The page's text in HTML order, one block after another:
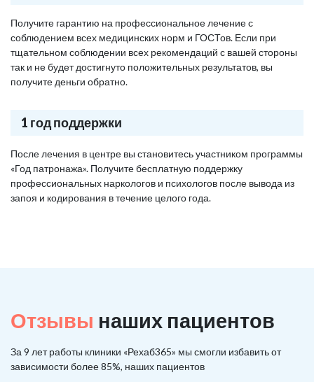
Получите гарантию на профессиональное лечение с
соблюдением всех медицинских норм и ГОСТов. Если при
тщательном соблюдении всех рекомендаций с вашей стороны
так и не будет достигнуто положительных результатов, вы
получите деньги обратно.
1 год поддержки
После лечения в центре вы становитесь участником программы
«Год патронажа». Получите бесплатную поддержку
профессиональных наркологов и психологов после вывода из
запоя и кодирования в течение целого года.
Отзывы наших пациентов
За 9 лет работы клиники «Рехаб365» мы смогли избавить от
зависимости более 85%, наших пациентов